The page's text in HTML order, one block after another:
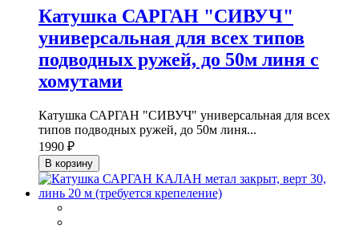
Катушка САРГАН "СИВУЧ"
универсальная для всех типов
подводных ружей, до 50м линя с
хомутами
Катушка САРГАН "СИВУЧ" универсальная для всех
типов подводных ружей, до 50м линя...
1990 ₽
В корзину